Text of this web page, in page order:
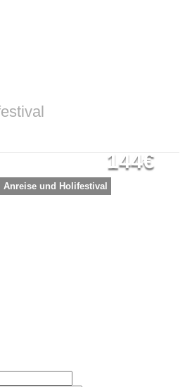
Anreise und Holifestival
144€